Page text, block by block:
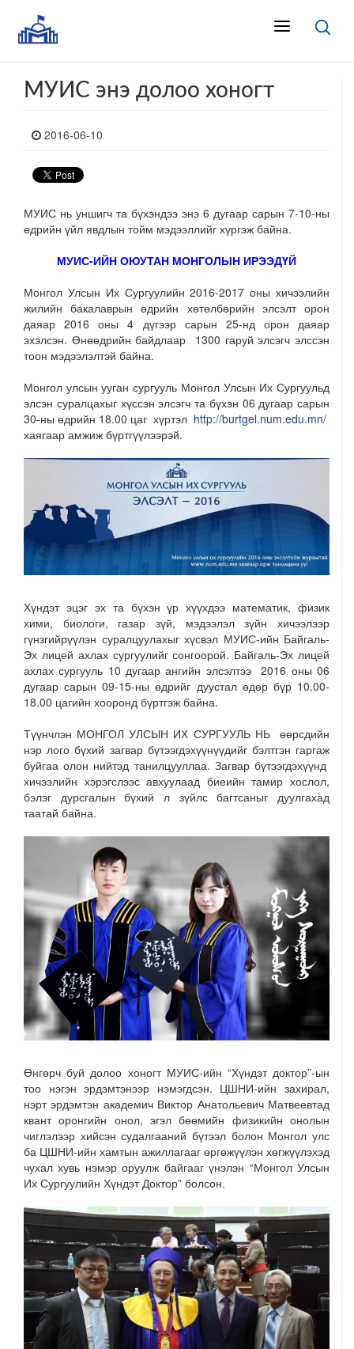
МУИС энэ долоо хоногт
2016-06-10
МУИС нь уншигч та бүхэндээ энэ 6 дугаар сарын 7-10-ны
өдрийн үйл явдлын тойм мэдээллийг хүргэж байна.
МУИС-ИЙН ОЮУТАН МОНГОЛЫН ИРЭЭДҮЙ
Монгол Улсын Их Сургуулийн 2016-2017 оны хичээлийн
жилийн бакалаврын өдрийн хөтөлбөрийн элсэлт орон
даяар 2016 оны 4 дүгээр сарын 25-нд орон даяар
эхэлсэн. Өнөөдрийн байдлаар 1300 гаруй элсэгч элссэн
тоон мэдээлэлтэй байна.
Монгол улсын ууган сургууль Монгол Улсын Их Сургуульд
элсэн суралцахыг хүссэн элсэгч та бүхэн 06 дугаар сарын
30-ны өдрийн 18.00 цаг хүртэл http://burtgel.num.edu.mn/
хаягаар амжиж бүртгүүлээрэй.
Хүндэт эцэг эх та бүхэн үр хүүхдээ математик, физик
хими, биологи, газар зүй, мэдээлэл зүйн хичээлээр
гүнзгийрүүлэн суралцуулахыг хүсвэл МУИС-ийн Байгаль-
Эх лицей ахлах сургуулийг сонгоорой. Байгаль-Эх лицей
ахлах сургууль 10 дугаар ангийн элсэлтээ 2016 оны 06
дугаар сарын 09-15-ны өдрийг дуустал өдөр бүр 10.00-
18.00 цагийн хооронд бүртгэж байна.
Түүнчлэн МОНГОЛ УЛСЫН ИХ СУРГУУЛЬ НЬ өөрсдийн
нэр лого бүхий загвар бүтээгдэхүүнүүдийг бэлтгэн гаргаж
буйгаа олон нийтэд танилцууллаа. Загвар бүтээгдэхүүнд
хичээлийн хэрэгслээс авхуулаад биеийн тамир хослол,
бэлэг дурсгалын бүхий л зүйлс багтсаныг дуулгахад
таатай байна.
Өнгөрч буй долоо хоногт МУИС-ийн “Хүндэт доктор”-ын
тоо нэгэн эрдэмтэнээр нэмэгдсэн. ЦШНИ-ийн захирал,
нэрт эрдэмтэн академич Виктор Анатольевич Матвеевтад
квант оронгийн онол, эгэл бөөмийн физикийн онолын
чиглэлээр хийсэн судалгааний бүтээл болон Монгол улс
ба ЦШНИ-ийн хамтын ажиллагааг өргөжүүлэн хөгжүүлэхэд
чухал хувь нэмэр оруулж байгааг үнэлэн “Монгол Улсын
Их Сургуулийн Хүндэт Доктор” болсон.